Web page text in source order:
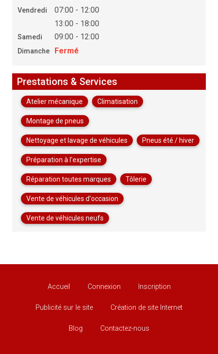
Vendredi
07:00 - 12:00
13:00 - 18:00
Samedi 09:00 - 12:00
Dimanche Fermé
Prestations & Services
Atelier mécanique Climatisation
Montage de pneus
Nettoyage et lavage de véhicules Pneus été / hiver
Préparation à l'expertise
Réparation toutes marques Tôlerie
Vente de véhicules d'occasion
Vente de véhicules neufs
Accueil Connexion Inscription
Publicité sur le site Création de site Internet
Blog Contactez-nous